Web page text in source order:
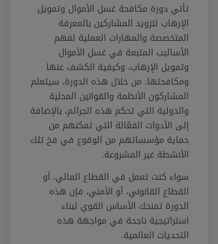
تأتي دورة مكافحة غسل الأموال وتمويل
الإرهاب لتزويد المشاركين بالمعرفة
المتخصصة والمهارات العملية لفهم
الأساليب المتبعة في غسل الأموال
وتمويل الإرهاب، وكيفية الكشف عنها
ومكافحتها. من خلال هذه الدورة، سيتعلم
المشاركون الأنظمة والقوانين المحلية
والدولية التي تحكم هذه الجرائم، بالإضافة
إلى الأدوات الفعّالة التي تمكنهم من
حماية مؤسساتهم من الوقوع في فخ تلك
الأنشطة غير المشروعة.
سواء كنت تعمل في القطاع المالي، أو
القطاع القانوني، أو الأمني، فإن هذه
الدورة تمنحك الأساس القوي لبناء
استراتيجية ناجحة في مواجهة هذه
التحديات العالمية.